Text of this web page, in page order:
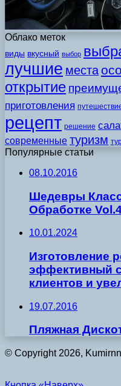
Облако меток
виды вкусный выбор
лучшие места
открытие
приготовления
рецепт решение
современные туризм
Популярные статьи
08.10.2016
Шедевры
Обработке
10.01.2024
Изготовление
эффективный
клиентов и
19.07.2016
Пляжная
© Copyright 2026,